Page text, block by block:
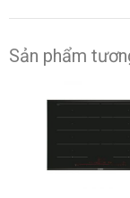
Sản phẩm